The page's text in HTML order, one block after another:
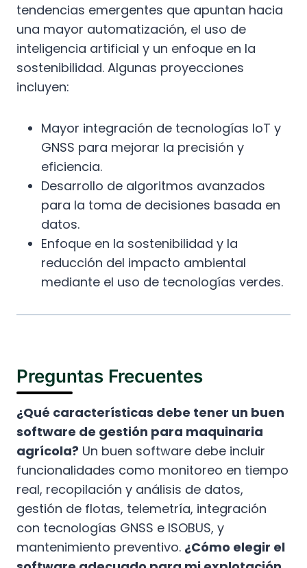
tendencias emergentes que apuntan hacia
una mayor automatización, el uso de
inteligencia artificial y un enfoque en la
sostenibilidad. Algunas proyecciones
incluyen:
Mayor integración de tecnologías IoT y
GNSS para mejorar la precisión y
eficiencia.
Desarrollo de algoritmos avanzados
para la toma de decisiones basada en
datos.
Enfoque en la sostenibilidad y la
reducción del impacto ambiental
mediante el uso de tecnologías verdes.
Preguntas Frecuentes
¿Qué características debe tener un buen
software de gestión para maquinaria
agrícola? Un buen software debe incluir
funcionalidades como monitoreo en tiempo
real, recopilación y análisis de datos,
gestión de flotas, telemetría, integración
con tecnologías GNSS e ISOBUS, y
mantenimiento preventivo. ¿Cómo elegir el